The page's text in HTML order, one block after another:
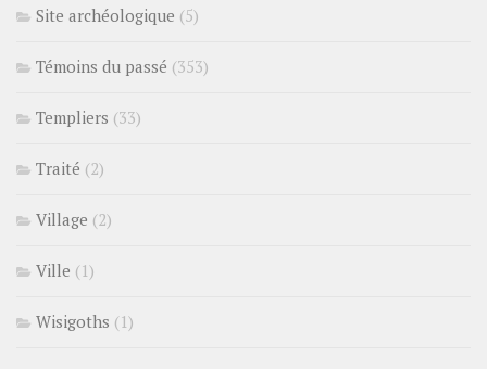
Site archéologique (5)
Témoins du passé (353)
Templiers (33)
Traité (2)
Village (2)
Ville (1)
Wisigoths (1)